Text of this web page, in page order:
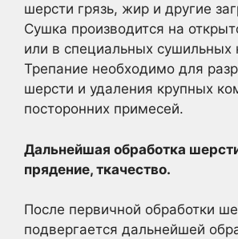
шерсти грязь, жир и другие
Сушка производится на
или в специальных сушильных
Трепание необходимо для
шерсти и удаления крупных
посторонних примесей.
Дальнейшая обработка
прядение, ткачество.
После первичной обработки
подвергается дальнейшей